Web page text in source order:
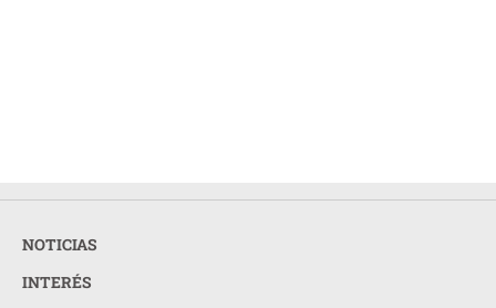
NOTICIAS
INTERÉS